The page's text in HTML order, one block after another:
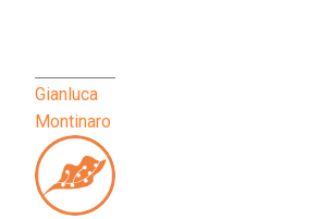
Gianluca
Montinaro